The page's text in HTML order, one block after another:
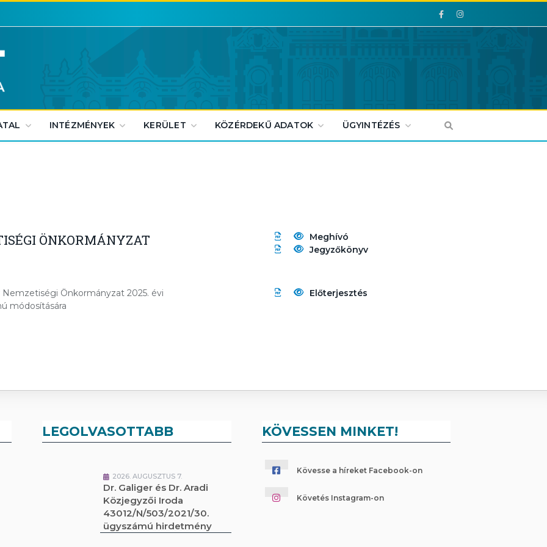
Facebook
Facebook
INTÉZMÉNYEK KERÜLET KÖZÉRDEKŰ ADATOK ÜGYINTÉZÉS
ÖNKORMÁNYZAT
Meghívó
Jegyzőkönyv
Nemzetiségi Önkormányzat 2025. évi
módosítására
Előterjesztés
LEGOLVASOTTABB
2026. AUGUSZTUS 7.
Dr. Galiger és Dr. Aradi
Közjegyzői Iroda
43012/N/503/2021/30.
ügyszámú hirdetmény
KÖVESSEN MINKET!
Kövesse a híreket Facebook-on
Követés Instagram-on